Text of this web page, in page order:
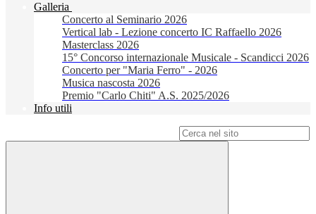
Galleria
Concerto al Seminario 2026
Vertical lab - Lezione concerto IC Raffaello 2026
Masterclass 2026
15° Concorso internazionale Musicale - Scandicci 2026
Concerto per "Maria Ferro" - 2026
Musica nascosta 2026
Premio "Carlo Chiti" A.S. 2025/2026
Info utili